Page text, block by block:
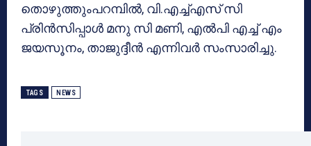
തൊഴുത്തുംപറമ്പില്‍, വി.എച്ച്എസ് സി
പ്രിന്‍സിപ്പാള്‍ മനു സി മണി, എല്‍പി എച്ച് എം
ജയസൂനം, താജുദ്ദീന്‍ എന്നിവര്‍ സംസാരിച്ചു.
TAGS NEWS